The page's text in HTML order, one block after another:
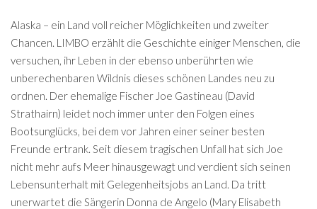
Alaska – ein Land voll reicher Möglichkeiten und zweiter
Chancen. LIMBO erzählt die Geschichte einiger Menschen, die
versuchen, ihr Leben in der ebenso unberührten wie
unberechenbaren Wildnis dieses schönen Landes neu zu
ordnen. Der ehemalige Fischer Joe Gastineau (David
Strathairn) leidet noch immer unter den Folgen eines
Bootsunglücks, bei dem vor Jahren einer seiner besten
Freunde ertrank. Seit diesem tragischen Unfall hat sich Joe
nicht mehr aufs Meer hinausgewagt und verdient sich seinen
Lebensunterhalt mit Gelegenheitsjobs an Land. Da tritt
unerwartet die Sängerin Donna de Angelo (Mary Elisabeth